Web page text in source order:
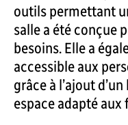
outils permettant
salle a été conçue
besoins. Elle a
accessible aux
grâce à l’ajout
espace adapté